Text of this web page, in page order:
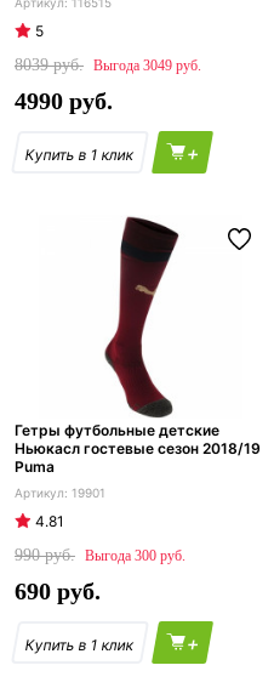
5
8039
3049
4990
+
Гетры футбольные детские
Ньюкасл гостевые сезон 2018/19
Puma
19901
4.81
990
300
690
+